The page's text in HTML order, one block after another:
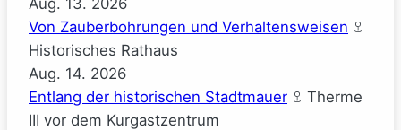
Von Zauberbohrungen und Verhaltensweisen
Historisches Rathaus
Aug. 14. 2026
Entlang der historischen Stadtmauer
Therme
III vor dem Kurgastzentrum